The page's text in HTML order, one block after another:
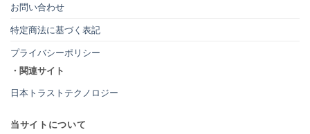
お問い合わせ
特定商法に基づく表記
プライバシーポリシー
・関連サイト
日本トラストテクノロジー
当サイトについて